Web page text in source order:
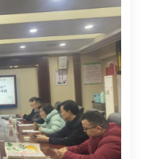
、岳阳市中心医院